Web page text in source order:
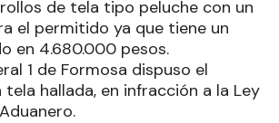
de tela tipo peluche con un
el permitido ya que tiene un
en 4.680.000 pesos.
1 de Formosa dispuso el
hallada, en infracción a la Ley